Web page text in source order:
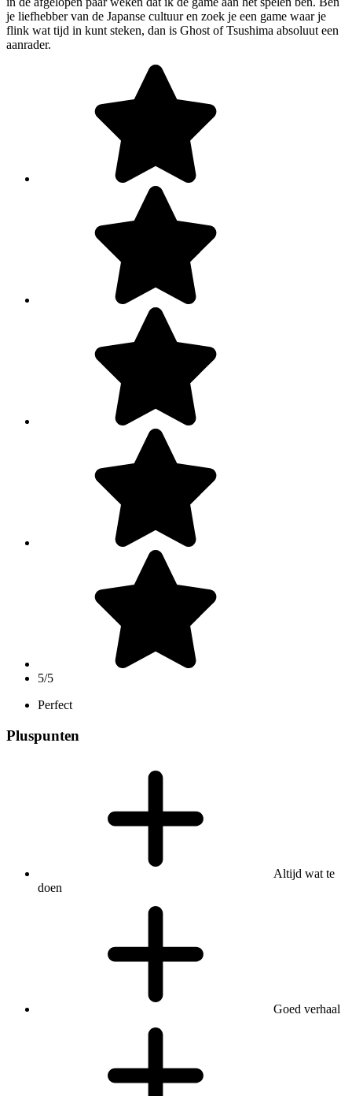
je liefhebber van de Japanse cultuur en zoek je een game waar je
flink wat tijd in kunt steken, dan is Ghost of Tsushima absoluut een
aanrader.
5/5
Perfect
Pluspunten
Altijd wat te
doen
Goed verhaal